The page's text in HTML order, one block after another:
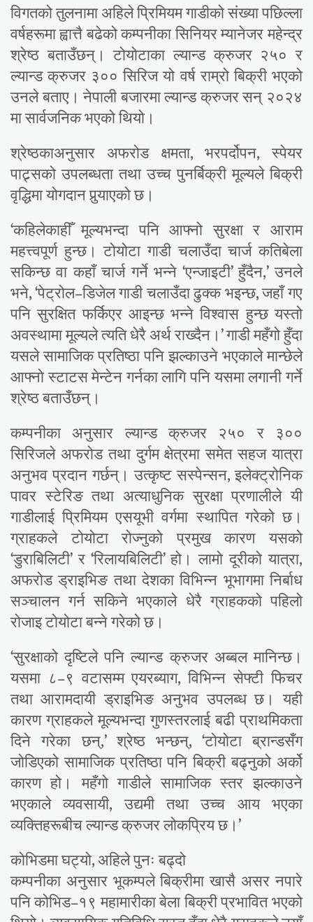
विगतको तुलनामा अहिले प्रिमियम गाडीको संख्या पछिल्ला
वर्षहरूमा ह्वात्तै बढेको कम्पनीका सिनियर म्यानेजर महेन्द्र
श्रेष्ठ बताउँछन्। टोयोटाका ल्यान्ड क्रुजर २५० र
ल्यान्ड क्रुजर ३०० सिरिज यो वर्ष राम्रो बिक्री भएको
उनले बताए। नेपाली बजारमा ल्यान्ड क्रुजर सन् २०२४
मा सार्वजनिक भएको थियो।
श्रेष्ठकाअनुसार अफरोड क्षमता, भरपर्दोपन, स्पेयर
पाट्र्सको उपलब्धता तथा उच्च पुनर्बिक्री मूल्यले बिक्री
वृद्धिमा योगदान पुर्‍याएको छ।
‘कहिलेकाहीँ मूल्यभन्दा पनि आफ्नो सुरक्षा र आराम
महत्त्वपूर्ण हुन्छ। टोयोटा गाडी चलाउँदा चार्ज कतिबेला
सकिन्छ वा कहाँ चार्ज गर्ने भन्ने ‘एन्जाइटी’ हुँदैन,’ उनले
भने, ‘पेट्रोल–डिजेल गाडी चलाउँदा ढुक्क भइन्छ, जहाँ गए
पनि सुरक्षित फर्किएर आइन्छ भन्ने विश्वास हुन्छ यस्तो
अवस्थामा मूल्यले त्यति धेरै अर्थ राख्दैन।’ गाडी महँगो हुँदा
यसले सामाजिक प्रतिष्ठा पनि झल्काउने भएकाले मान्छेले
आफ्नो स्टाटस मेन्टेन गर्नका लागि पनि यसमा लगानी गर्ने
श्रेष्ठ बताउँछन्।
कम्पनीका अनुसार ल्यान्ड क्रुजर २५० र ३००
सिरिजले अफरोड तथा दुर्गम क्षेत्रमा समेत सहज यात्रा
अनुभव प्रदान गर्छन्। उत्कृष्ट सस्पेन्सन, इलेक्ट्रोनिक
पावर स्टेरिङ तथा अत्याधुनिक सुरक्षा प्रणालीले यी
गाडीलाई प्रिमियम एसयूभी वर्गमा स्थापित गरेको छ।
ग्राहकले टोयोटा रोज्नुको प्रमुख कारण यसको
‘डुराबिलिटी’ र ‘रिलायबिलिटी’ हो। लामो दूरीको यात्रा,
अफरोड ड्राइभिङ तथा देशका विभिन्न भूभागमा निर्बाध
सञ्चालन गर्न सकिने भएकाले धेरै ग्राहकको पहिलो
रोजाइ टोयोटा बन्ने गरेको छ।
‘सुरक्षाको दृष्टिले पनि ल्यान्ड क्रुजर अब्बल मानिन्छ।
यसमा ८–९ वटासम्म एयरब्याग, विभिन्न सेफ्टी फिचर
तथा आरामदायी ड्राइभिङ अनुभव उपलब्ध छ। यही
कारण ग्राहकले मूल्यभन्दा गुणस्तरलाई बढी प्राथमिकता
दिने गरेका छन्,’ श्रेष्ठ भन्छन्, ‘टोयोटा ब्रान्डसँग
जोडिएको सामाजिक प्रतिष्ठा पनि बिक्री बढ्नुको अर्को
कारण हो। महँगो गाडीले सामाजिक स्तर झल्काउने
भएकाले व्यवसायी, उद्यमी तथा उच्च आय भएका
व्यक्तिहरूबीच ल्यान्ड क्रुजर लोकप्रिय छ।’
कोभिडमा घट्यो, अहिले पुनः बढ्दो
कम्पनीका अनुसार भूकम्पले बिक्रीमा खासै असर नपारे
पनि कोभिड–१९ महामारीका बेला बिक्री प्रभावित भएको